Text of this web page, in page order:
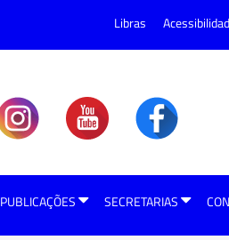
Libras
PUBLICAÇÕES SECRETARIAS